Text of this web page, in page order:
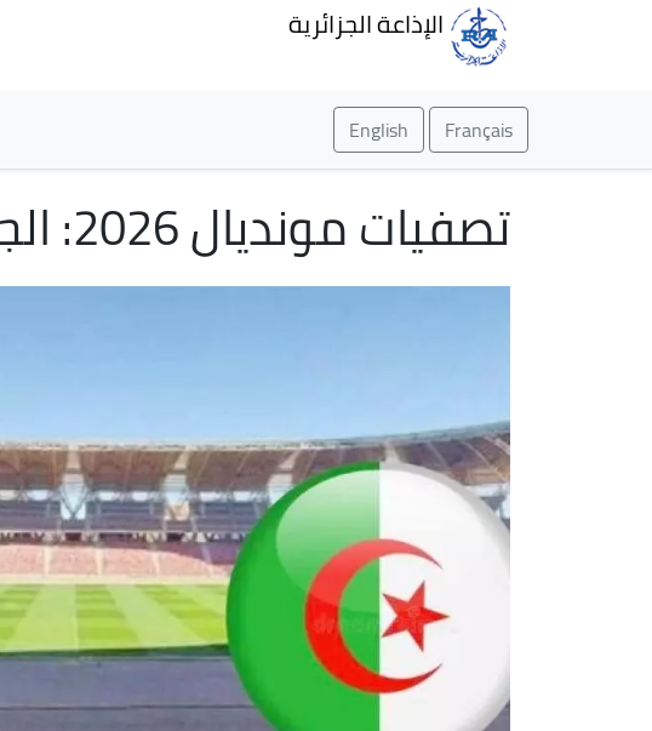
الإذاعة الجزائرية
Français
English
تصفيات مونديال 2026: الجزائر - أوغندا (0-1) في نهاية الشوط الأول